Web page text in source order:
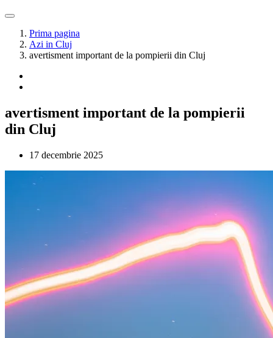
Prima pagina
Azi in Cluj
avertisment important de la pompierii din Cluj
avertisment important de la pompierii
din Cluj
17 decembrie 2025